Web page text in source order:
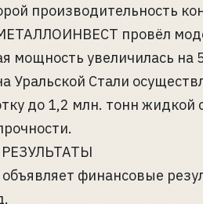
производительность
провёл
мощность увеличилась
Уральской Стали
до 1,2 млн. тонн